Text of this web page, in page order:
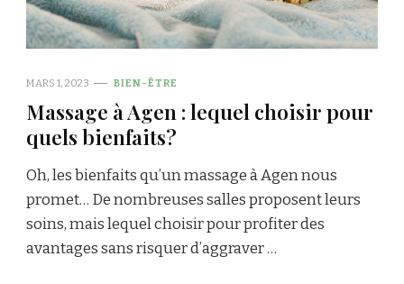
MARS 1, 2023 BIEN-ÊTRE
Massage à Agen : lequel choisir pour
quels bienfaits?
Oh, les bienfaits qu’un massage à Agen nous
promet… De nombreuses salles proposent leurs
soins, mais lequel choisir pour profiter des
avantages sans risquer d’aggraver …